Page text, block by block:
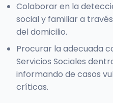
Colaborar en la
social y familiar a
del domicilio.
Procurar la adecuada
Servicios Sociales
informando de casos
críticas.